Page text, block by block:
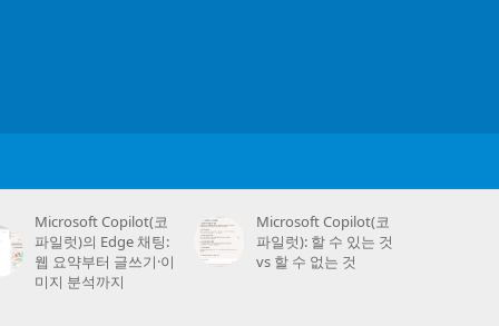
Microsoft Copilot(코
파일럿)의 Edge 채팅:
웹 요약부터 글쓰기·이
미지 분석까지
Microsoft Copilot(코
파일럿): 할 수 있는 것
vs 할 수 없는 것